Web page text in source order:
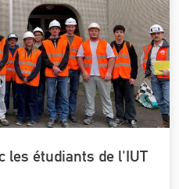
les étudiants de l'IUT